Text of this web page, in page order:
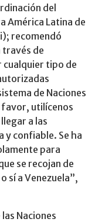
del
América Latina de
recomendó
través de
cualquier tipo de
de Naciones
favor, utilícenos
a las
y confiable. Se ha
para
se recojan de
sí a Venezuela”,
Naciones